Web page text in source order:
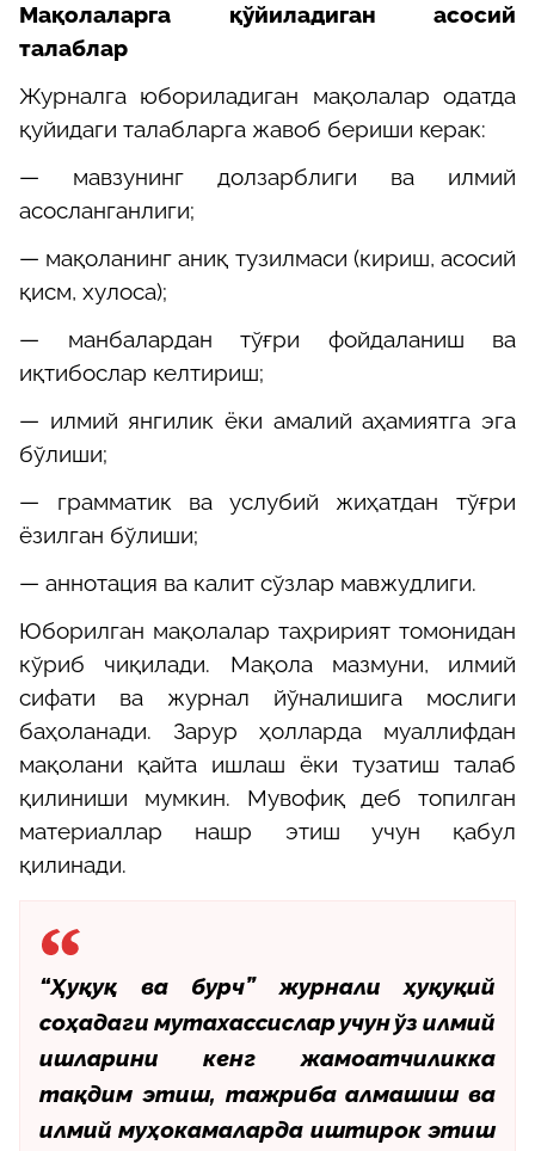
Мақолаларга қўйиладиган асосий
талаблар
Журналга юбориладиган мақолалар одатда
қуйидаги талабларга жавоб бериши керак:
— мавзунинг долзарблиги ва илмий
асосланганлиги;
— мақоланинг аниқ тузилмаси (кириш, асосий
қисм, хулоса);
— манбалардан тўғри фойдаланиш ва
иқтибослар келтириш;
— илмий янгилик ёки амалий аҳамиятга эга
бўлиши;
— грамматик ва услубий жиҳатдан тўғри
ёзилган бўлиши;
— аннотация ва калит сўзлар мавжудлиги.
Юборилган мақолалар таҳририят томонидан
кўриб чиқилади. Мақола мазмуни, илмий
сифати ва журнал йўналишига мослиги
баҳоланади. Зарур ҳолларда муаллифдан
мақолани қайта ишлаш ёки тузатиш талаб
қилиниши мумкин. Мувофиқ деб топилган
материаллар нашр этиш учун қабул
қилинади.
“Ҳуқуқ ва бурч” журнали ҳуқуқий
соҳадаги мутахассислар учун ўз илмий
ишларини кенг жамоатчиликка
тақдим этиш, тажриба алмашиш ва
илмий муҳокамаларда иштирок этиш